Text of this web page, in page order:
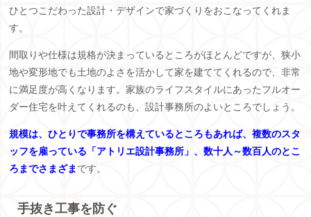
ひとつこだわった設計・デザインで家づくりをおこなってくれま
す。
間取りや仕様は規格が決まっているところがほとんどですが、狭小
地や変形地でも土地のよさを活かして家を建ててくれるので、非常
に満足度が高くなります。家族のライフスタイルにあったフルオー
ダー住宅を叶えてくれるのも、設計事務所のよいところでしょう。
規模は、ひとりで事務所を構えているところもあれば、複数のスタ
ッフを雇っている「アトリエ設計事務所」、数十人～数百人のとこ
ろまでさまざまです。
手抜き工事を防ぐ